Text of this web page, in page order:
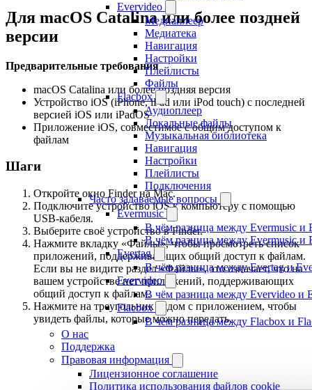
Evervideo
Медиаплеер
Медиатека
Навигация
Настройки
Плейлисты
Файлы
Flacbox
Аудиоплеер
Локальные файлы
Музыкальная библиотека
Навигация
Настройки
Плейлисты
Подключения
Часто задаваемые вопросы
Evermusic
В чём разница между Evermusic и
В чём разница между Evermusic и
Evertag
В чём разница между Evertag и
Evervideo
В чём разница между Evervideo и
Flacbox
В чём разница между Flacbox и
О нас
Поддержка
Правовая информация
Лицензионное соглашение
Политика использования файлов cookie
Для macOS Catalina или более поздней
версии
Предварительные требования
macOS Catalina или более поздняя версия
Устройство iOS (iPhone, iPad или iPod touch) с последней
версией iOS или iPadOS
Приложение iOS, совместимое с общим доступом к
файлам
Шаги
Откройте окно Finder на Mac.
Подключите устройство iOS к компьютеру с помощью
USB-кабеля.
Выберите своё устройство в Finder.
Нажмите вкладку «Файлы», чтобы просмотреть список
приложений, поддерживающих общий доступ к файлам.
Если вы не видите раздел «Файлы», это означает, что на
вашем устройстве нет приложений, поддерживающих
общий доступ к файлам.
Нажмите на треугольник рядом с приложением, чтобы
увидеть файлы, которые можно передать.